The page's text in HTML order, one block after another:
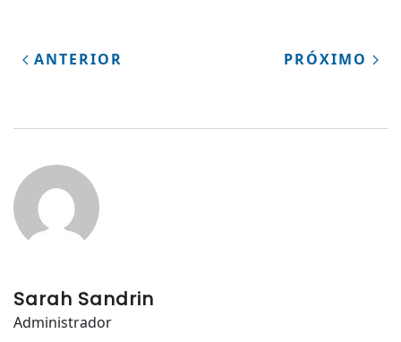
ANTERIOR PRÓXIMO
Sarah Sandrin
Administrador